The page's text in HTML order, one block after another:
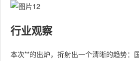
行业观察
本次**的出炉，折射出一个清晰的趋势：